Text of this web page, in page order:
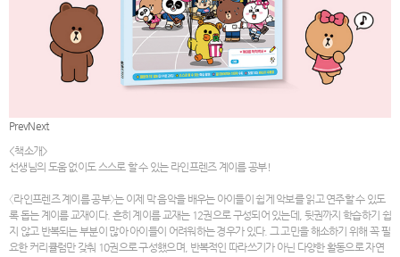
PrevNext
<책소개>
선생님의 도움 없이도 스스로 할 수 있는 라인프렌즈 계이름 공부!
〈라인프렌즈 계이름 공부〉는 이제 막 음악을 배우는 아이들이 쉽게 악보를 읽고 연주할 수 있도
록 돕는 계이름 교재이다. 흔히 계이름 교재는 12권으로 구성되어 있는데, 뒷권까지 학습하기 쉽
지 않고 반복되는 부분이 많아 아이들이 어려워하는 경우가 있다. 그 고민을 해소하기 위해 꼭 필
요한 커리큘럼만 갖춰 10권으로 구성했으며, 반복적인 따라쓰기가 아닌 다양한 활동으로 자연